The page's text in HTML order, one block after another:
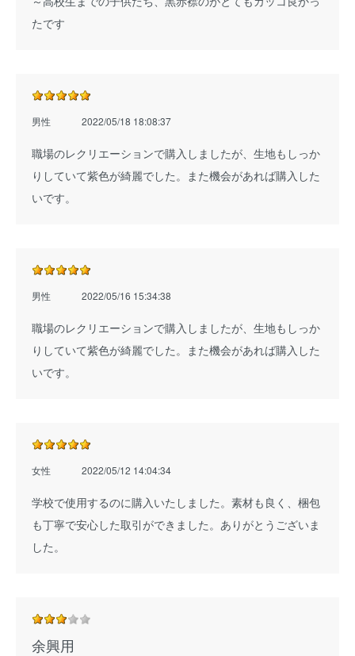
たです
男性 2022/05/18 18:08:37
職場のレクリエーションで購入しましたが、生地もしっか
りしていて紫色が綺麗でした。また機会があれば購入した
いです。
男性 2022/05/16 15:34:38
職場のレクリエーションで購入しましたが、生地もしっか
りしていて紫色が綺麗でした。また機会があれば購入した
いです。
女性 2022/05/12 14:04:34
学校で使用するのに購入いたしました。素材も良く、梱包
も丁寧で安心した取引ができました。ありがとうございま
した。
余興用